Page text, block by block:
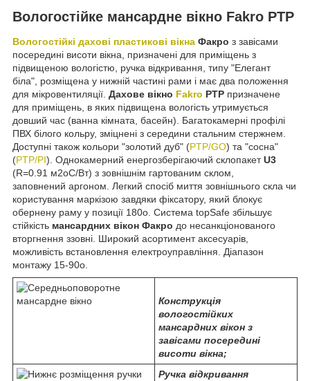
Вологостійке мансардне вікно Fakro PTP
Вологостійкі дахові пластикові вікна Факро з завісами
посередині висоти вікна, призначені для приміщень з
підвищеною вологістю, ручка відкривання, типу "Елегант
біла", розміщена у нижній частині рами і має два положення
для мікровентиляції. Дахове вікно Fakro PTP призначене
для приміщень, в яких підвищена вологість утримується
довший час (ванна кімната, басейн). Багатокамерні профілі
ПВХ білого кольру, зміцнені з середини стальним стержнем.
Доступні також кольори "золотий дуб" (PTP/GO) та "сосна"
(PTP/PI). Однокамерний енергозберігаючий склопакетU3
(R=0.91 м2оС/Вт) з зовнішнім гартованим склом,
заповнений аргоном. Легкий спосіб миття зовнішнього скла чи
користування маркізою завдяки фіксатору, який блокує
обернену раму у позиції 180о . Система topSafe збільшує
стійкість мансардних вікон Факро до несанкціонованого
вторгнення ззовні. Широкий асортимент аксесуарів,
можливість встановлення електроуправління. Діапазон
монтажу 15-90о
Конструкція
вологостійких
мансардних вікон з
завісами посередині
висоти вікна;
Ручка відкривання